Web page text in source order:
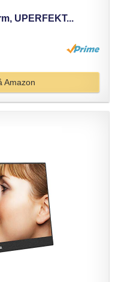
UPERFEKT...
Amazon